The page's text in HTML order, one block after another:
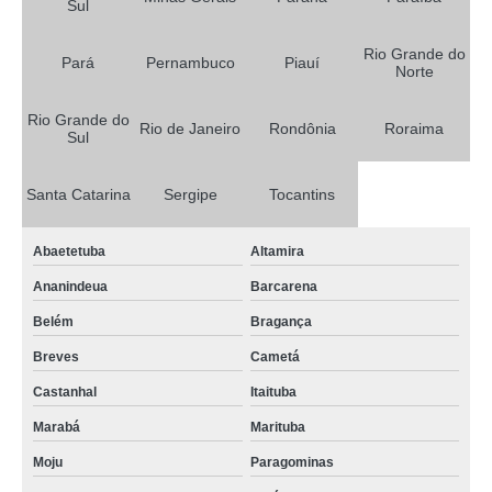
quanto custa tela agrícola rachel para plantação Maués
comprar tela agrícola rachel para plantação Cachoeirinha
quanto custa tela agrícola para silagem Moju
quanto custa tela para sombreamento de horta Embu das Artes
comprar tela agrícola branca Maranhão
comprar tela para estufa de plantas Itupeva
quanto custa tela agrícola branca Taguatinga
comprar tela agrícola vermelha Ilhéus
Sul
Pará Pernambuco Piauí
Rio Grande do
Norte
Rio Grande do
Sul
Rio de Janeiro Rondônia Roraima
Santa Catarina Sergipe Tocantins
Abaetetuba Altamira
Ananindeua Barcarena
Belém Bragança
Breves Cametá
Castanhal Itaituba
Marabá Marituba
Moju Paragominas